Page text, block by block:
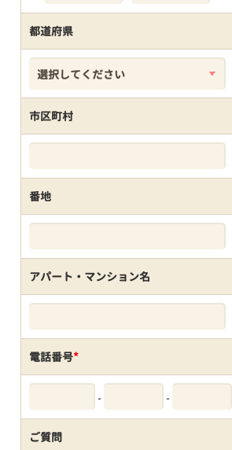
都道府県
市区町村
番地
アパート・マンション名
電話番号*
- -
ご質問